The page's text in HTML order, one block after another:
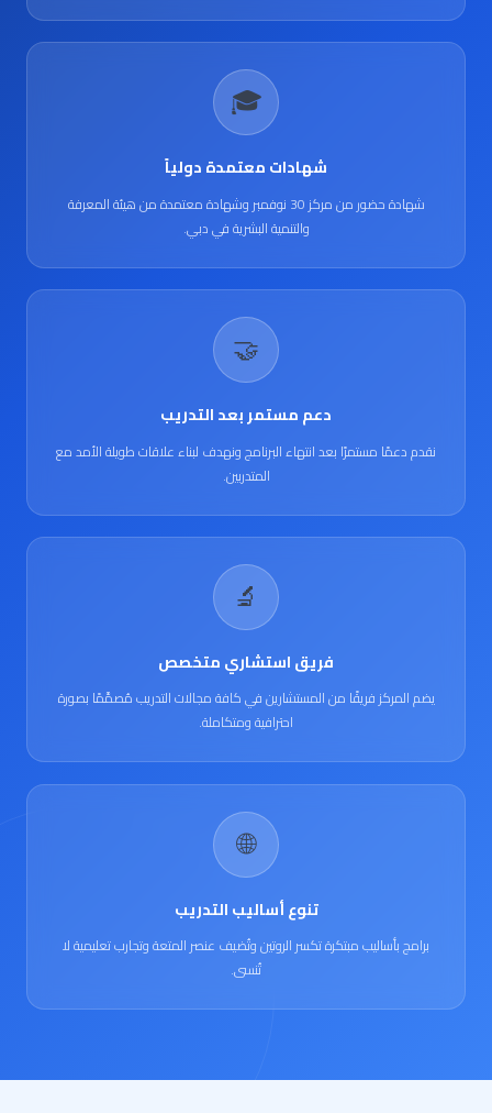
🎓
شهادات معتمدة دولياً
شهادة حضور من مركز 30 نوفمبر وشهادة معتمدة من هيئة المعرفة
والتنمية البشرية في دبي.
🤝
دعم مستمر بعد التدريب
نقدم دعمًا مستمرًا بعد انتهاء البرنامج ونهدف لبناء علاقات طويلة الأمد مع
المتدربين.
🔬
فريق استشاري متخصص
يضم المركز فريقًا من المستشارين في كافة مجالات التدريب مُصمَّمًا بصورة
احترافية ومتكاملة.
🌐
تنوع أساليب التدريب
برامج بأساليب مبتكرة تكسر الروتين وتُضيف عنصر المتعة وتجارب تعليمية لا
تُنسى.